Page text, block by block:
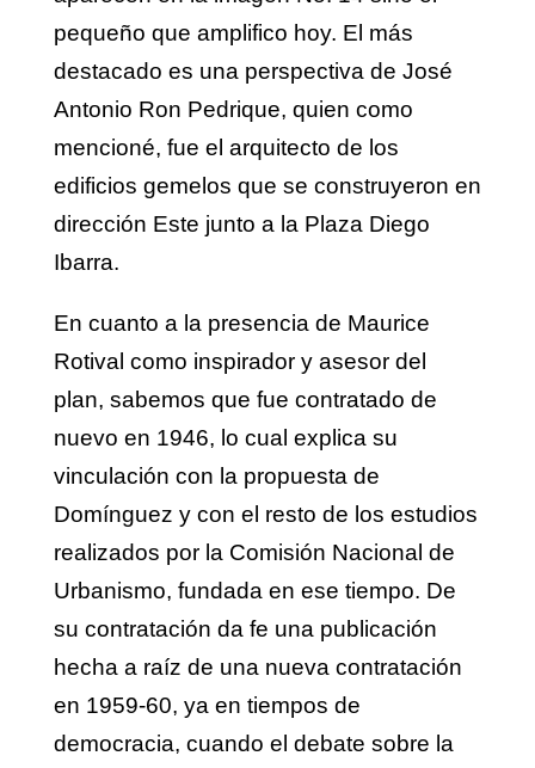
pequeño que amplifico hoy. El más
destacado es una perspectiva de José
Antonio Ron Pedrique, quien como
mencioné, fue el arquitecto de los
edificios gemelos que se construyeron en
dirección Este junto a la Plaza Diego
Ibarra.
En cuanto a la presencia de Maurice
Rotival como inspirador y asesor del
plan, sabemos que fue contratado de
nuevo en 1946, lo cual explica su
vinculación con la propuesta de
Domínguez y con el resto de los estudios
realizados por la Comisión Nacional de
Urbanismo, fundada en ese tiempo. De
su contratación da fe una publicación
hecha a raíz de una nueva contratación
en 1959-60, ya en tiempos de
democracia, cuando el debate sobre la